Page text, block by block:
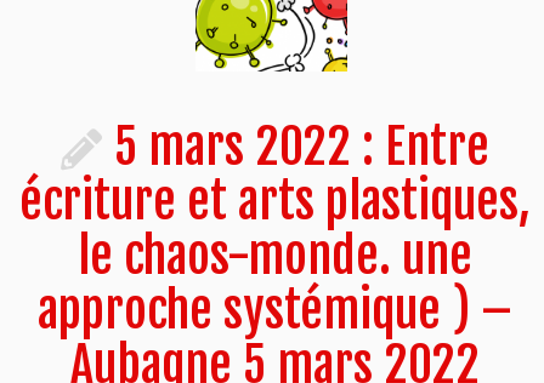
5 mars 2022 : Entre
écriture et arts plastiques,
le chaos-monde. une
approche systémique ) –
Aubagne 5 mars 2022